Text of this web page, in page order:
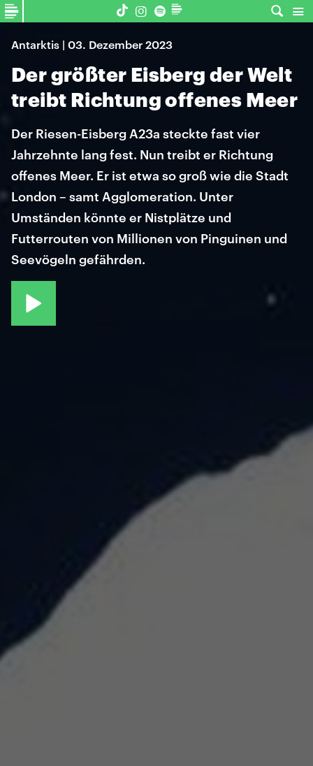
Antarktis | 03. Dezember 2023
Der größter Eisberg der Welt
treibt Richtung offenes Meer
Der Riesen-Eisberg A23a steckte fast vier
Jahrzehnte lang fest. Nun treibt er Richtung
offenes Meer. Er ist etwa so groß wie die Stadt
London – samt Agglomeration. Unter
Umständen könnte er Nistplätze und
Futterrouten von Millionen von Pinguinen und
Seevögeln gefährden.